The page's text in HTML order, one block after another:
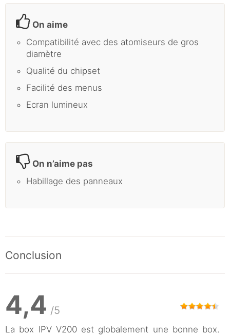
On aime
Compatibilité avec des atomiseurs de gros
diamètre
Qualité du chipset
Facilité des menus
Ecran lumineux
On n’aime pas
Habillage des panneaux
Conclusion
4,4 /5
La box IPV V200 est globalement une bonne box.